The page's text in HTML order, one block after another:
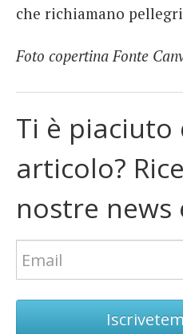
che richiamano
Foto copertina Fonte
Ti è piaciuto
articolo?
nostre news